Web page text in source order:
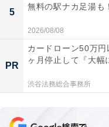
5
無料の駅ナカ足湯も
2026/08/08
PR
カードローン50万
ヶ月停止して『大幅
渋谷法務総合事務所